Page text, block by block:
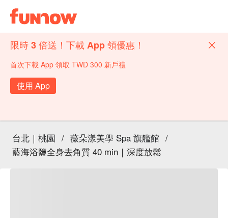
限時 3 倍送！下載 App 領優惠！
首次下載 App 領取 TWD 300 新戶禮
使用 App
台北｜桃園 / 薇朵漾美學 Spa 旗艦館 /
藍海浴鹽全身去角質 40 min｜深度放鬆